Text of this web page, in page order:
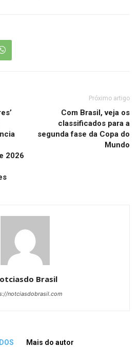
2026
Próximo artigo
Com Brasil, veja os
classificados para a
segunda fase da Copa do
Mundo
Brasil
notciasdobrasil.com
Mais do autor